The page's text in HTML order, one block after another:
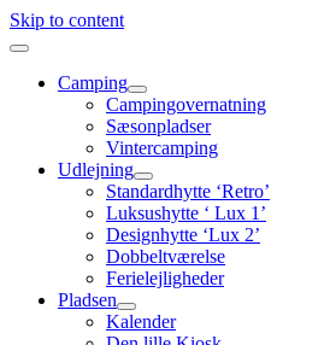
Skip to content
Camping
Campingovernatning
Sæsonpladser
Vintercamping
Udlejning
Standardhytte ‘Retro’
Luksushytte ‘ Lux 1’
Designhytte ‘Lux 2’
Dobbeltværelse
Ferielejligheder
Pladsen
Kalender